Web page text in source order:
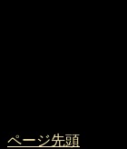
ページ先頭